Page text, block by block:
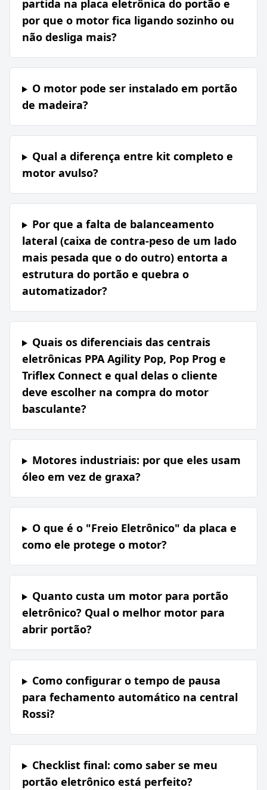
partida na placa eletrônica do portão e
por que o motor fica ligando sozinho ou
não desliga mais?
O motor pode ser instalado em portão
de madeira?
Qual a diferença entre kit completo e
motor avulso?
Por que a falta de balanceamento
lateral (caixa de contra-peso de um lado
mais pesada que o do outro) entorta a
estrutura do portão e quebra o
automatizador?
Quais os diferenciais das centrais
eletrônicas PPA Agility Pop, Pop Prog e
Triflex Connect e qual delas o cliente
deve escolher na compra do motor
basculante?
Motores industriais: por que eles usam
óleo em vez de graxa?
O que é o "Freio Eletrônico" da placa e
como ele protege o motor?
Quanto custa um motor para portão
eletrônico? Qual o melhor motor para
abrir portão?
Como configurar o tempo de pausa
para fechamento automático na central
Rossi?
Checklist final: como saber se meu
portão eletrônico está perfeito?